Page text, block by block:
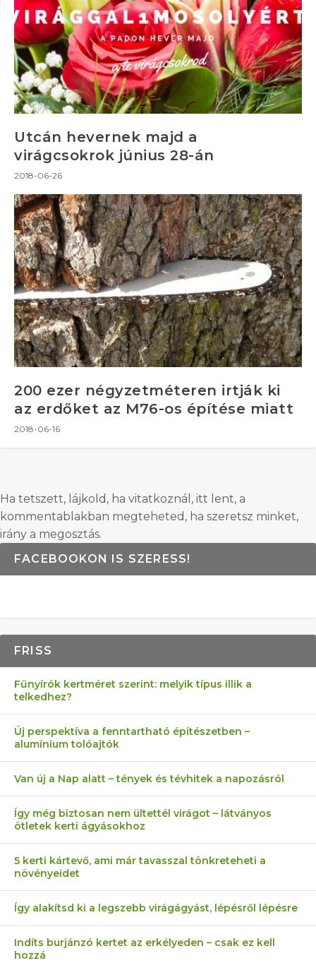
Utcán hevernek majd a
virágcsokrok június 28-án
2018-06-26
200 ezer négyzetméteren irtják ki
az erdőket az M76-os építése miatt
2018-06-16
Ha tetszett, lájkold, ha vitatkoznál, itt lent, a
kommentablakban megteheted, ha szeretsz minket,
irány a megosztás.
FACEBOOKON IS SZERESS!
FRISS
Fűnyírók kertméret szerint: melyik típus illik a
telkedhez?
Új perspektíva a fenntartható építészetben –
alumínium tolóajtók
Van új a Nap alatt – tények és tévhitek a napozásról
Így még biztosan nem ültettél virágot – látványos
ötletek kerti ágyásokhoz
5 kerti kártevő, ami már tavasszal tönkreteheti a
növényeidet
Így alakítsd ki a legszebb virágágyást, lépésről lépésre
Indíts burjánzó kertet az erkélyeden – csak ez kell
hozzá